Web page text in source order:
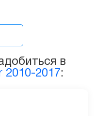
в
2010-2017: